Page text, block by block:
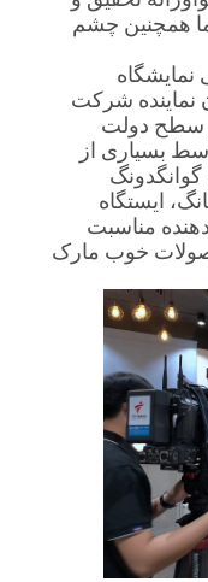
همچنین چشم
نماینده شرکت
سطح دولت
بسیاری از
ایستگاه
مناسبت
خوب مارک